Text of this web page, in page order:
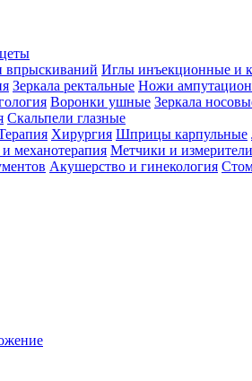
впрыскиваний Иглы инъекционные и
Зеркала ректальные Ножи
Воронки ушные Зеркала
Скальпели глазные
Хирургия Шприцы карпульные
механотерапия Метчики и
Акушерство и гинекология